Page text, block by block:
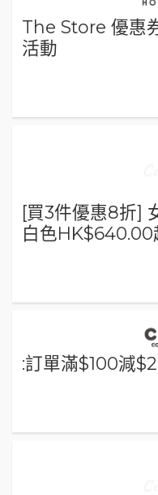
The Store 優惠
活動
[買3件優惠8折]
白色HK$640.00
:訂單滿$100減